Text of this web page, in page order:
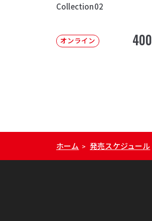
Collection02
オンライン 400
ホーム > 発売スケジュール